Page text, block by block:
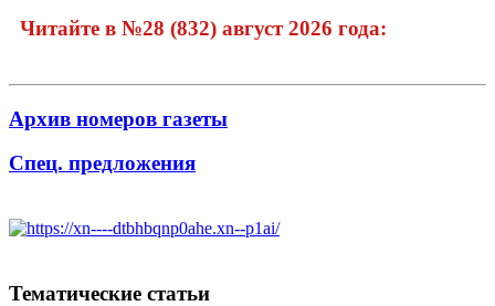
Читайте в №28 (832) август 2026 года:
Архив номеров газеты
Спец. предложения
Тематические статьи